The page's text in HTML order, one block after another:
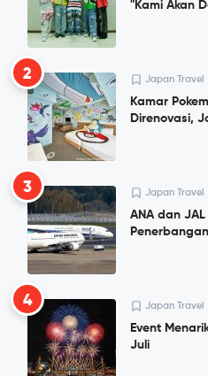
"Kami Akan
2 Japan Travel
Kamar
Direnovasi,
3 Japan Travel
ANA dan
4 Japan Travel
Event
Juli